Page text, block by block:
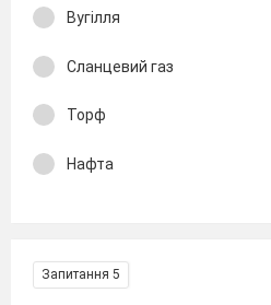
Вугілля
Сланцевий газ
Торф
Нафта
Запитання 5